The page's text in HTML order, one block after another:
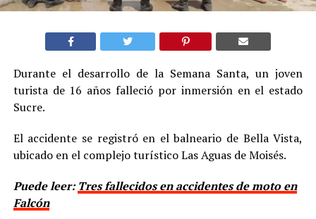
Durante el desarrollo de la Semana Santa, un joven
turista de 16 años falleció por inmersión en el estado
Sucre.
El accidente se registró en el balneario de Bella Vista,
ubicado en el complejo turístico Las Aguas de Moisés.
Puede leer:Tres fallecidos en accidentes de moto en
Falcón